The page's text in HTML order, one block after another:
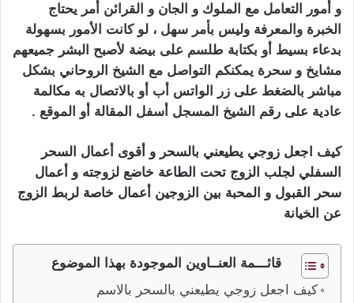
و أمور التعامل مع الملوك و الجان و القرائن أمر يحتاج
الخبرة والمعرفة وليس بأمر سهل ، لو كانت الأمور بسهولة
بدعاء بسيط أو بكتابة طلسم على بيضة لأصبح البشر جميعهم
مشايخ و سحرة يمكنكم التواصل مع الشيخ الروحاني بشكل
مباشر بالضغط على زر الواتس أب أو بالاتصال به مكالمة
عادية على رقم الشيخ المسجل أسفل المقالة أو الموقع .
كيف اجعل زوجي يطيعني بالسحر و أقوى أعمال السحر
السفلي لجلب الزوج تحت الطاعة خاضع لزوجته و أعمال
سحر القبول و المحبة بين الزوجين أعمال خاصة لربط الزوج
عن الخيانة
قائـــمة العنــاوين الموجودة بهذا الموضوع
كيف اجعل زوجي يطيعني بالسحر بالاسم